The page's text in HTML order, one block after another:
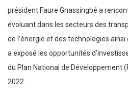
président Faure Gnassingbé a
évoluant dans les secteurs des
de l’énergie et des technologies
a exposé les opportunités
du Plan National de Développement
2022.